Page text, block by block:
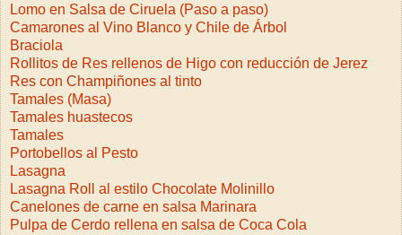
Lomo en Salsa de Ciruela (Paso a paso)
Camarones al Vino Blanco y Chile de Árbol
Braciola
Rollitos de Res rellenos de Higo con reducción de Jerez
Res con Champiñones al tinto
Tamales (Masa)
Tamales huastecos
Tamales
Portobellos al Pesto
Lasagna
Lasagna Roll al estilo Chocolate Molinillo
Canelones de carne en salsa Marinara
Pulpa de Cerdo rellena en salsa de Coca Cola